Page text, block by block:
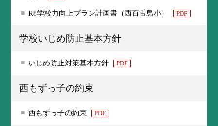
R8学校力向上プラン計画書（西百舌鳥小） PDF
学校いじめ防止基本方針
いじめ防止対策基本方針 PDF
西もずっ子の約束
西もずっ子の約束 PDF